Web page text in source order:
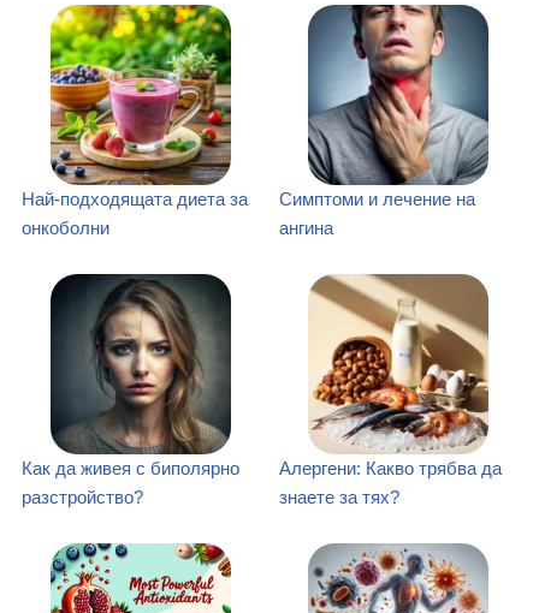
Най-подходящата диета за
онкоболни
Симптоми и лечение на
ангина
Как да живея с биполярно
разстройство?
Алергени: Какво трябва да
знаете за тях?